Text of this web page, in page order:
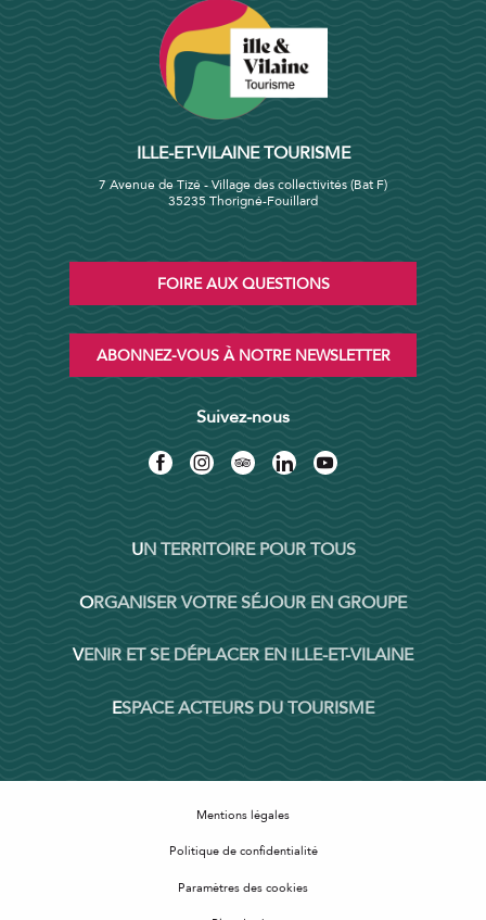
ILLE-ET-VILAINE TOURISME
7 Avenue de Tizé - Village des collectivités (Bat F)
35235 Thorigné-Fouillard
FOIRE AUX QUESTIONS
ABONNEZ-VOUS À NOTRE NEWSLETTER
Suivez-nous
UN TERRITOIRE POUR TOUS
ORGANISER VOTRE SÉJOUR EN GROUPE
VENIR ET SE DÉPLACER EN ILLE-ET-VILAINE
ESPACE ACTEURS DU TOURISME
Mentions légales
Politique de confidentialité
Paramètres des cookies